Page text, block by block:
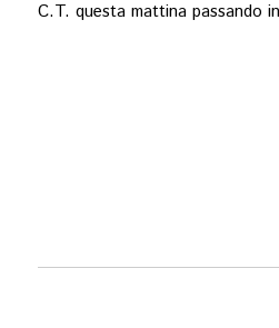
C.T. questa mattina passando